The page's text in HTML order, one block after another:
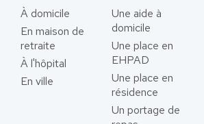
À domicile
En maison de
retraite
À l'hôpital
En ville
Une aide à
domicile
Une place en
EHPAD
Une place en
résidence
Un portage de